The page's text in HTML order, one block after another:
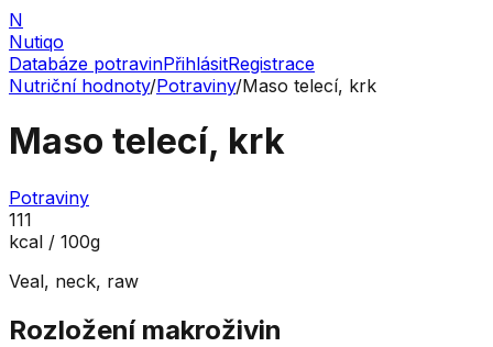
N
Nutiqo
Databáze potravinPřihlásitRegistrace
Nutriční hodnoty/Potraviny/Maso telecí, krk
Maso telecí, krk
Potraviny
111
kcal / 100g
Veal, neck, raw
Rozložení makroživin